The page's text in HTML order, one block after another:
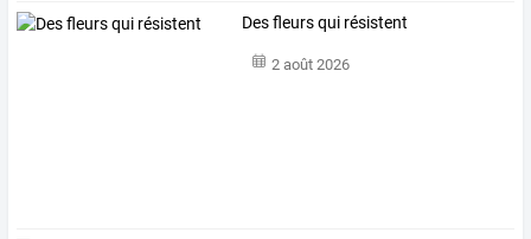
Des fleurs qui résistent
2 août 2026